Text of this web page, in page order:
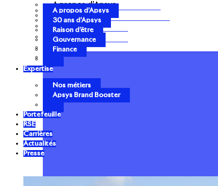
A propos d’Apsys
30 ans d’Apsys
Raison d’être
Gouvernance
Finance
A propos d’Apsys
30 ans d’Apsys
Raison d’être
Gouvernance
Finance
Expertise
Nos métiers
Apsys Brand Booster
Portefeuille
RSE
Carrières
Actualités
Presse